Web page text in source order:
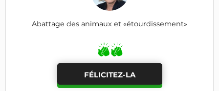
Abattage des animaux et «étourdissement»
FÉLICITEZ-LA